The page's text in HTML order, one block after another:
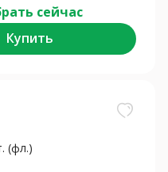
сейчас
Купить
(фл.)